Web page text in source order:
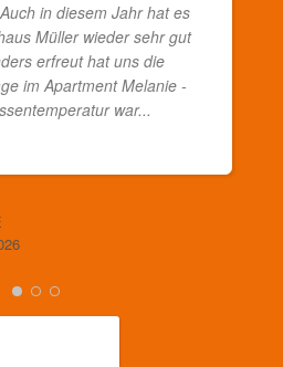
Auch in diesem Jahr hat es
Müller wieder sehr gut
erfreut hat uns die
im Apartment Melanie -
war...